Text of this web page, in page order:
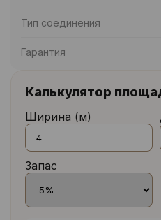
Тип соединения
Гарантия
Калькулятор
Ширина (м)
Запас